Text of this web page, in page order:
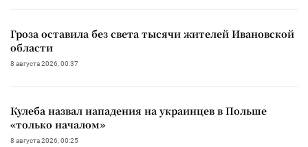
Гроза оставила без света тысячи жителей Ивановской
области
8 августа 2026, 00:37
Кулеба назвал нападения на украинцев в Польше
«только началом»
8 августа 2026, 00:25